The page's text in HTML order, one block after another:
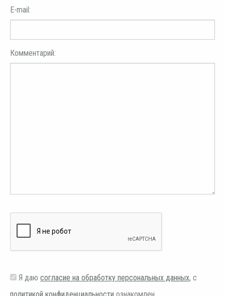
E-mail:
Комментарий:
Я даю согласие на обработку персональных данных, с
политикой конфиденциальности ознакомлен